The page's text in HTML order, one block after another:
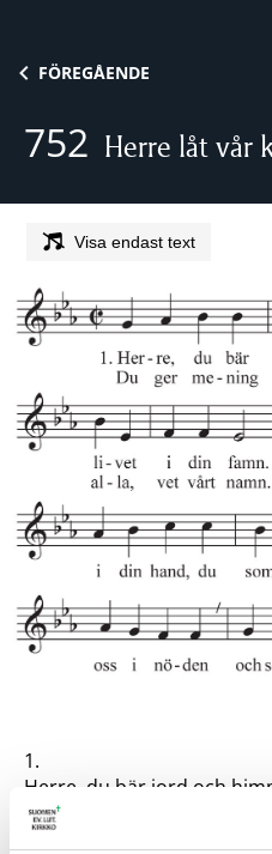
FÖREGÅENDE
752 Herre låt vår
Visa endast text
1.
Herre, du bär jord och
du bär livet i din famn.
Du ger mening åt vår